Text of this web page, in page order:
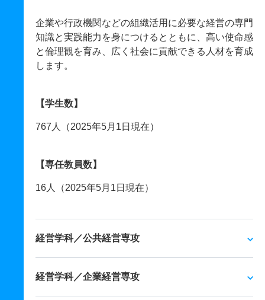
企業や行政機関などの組織活用に必要な経営の専門
知識と実践能力を身につけるとともに、高い使命感
と倫理観を育み、広く社会に貢献できる人材を育成
します。
【学生数】
767人（2025年5月1日現在）
【専任教員数】
16人（2025年5月1日現在）
経営学科／公共経営専攻
経営学科／企業経営専攻